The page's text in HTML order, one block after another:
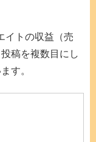
イトの収益（売
稿を複数目にし
す。